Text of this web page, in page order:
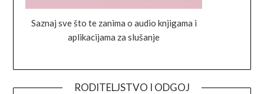
Saznaj sve što te zanima o audio knjigama i
aplikacijama za slušanje
RODITELJSTVO I ODGOJ